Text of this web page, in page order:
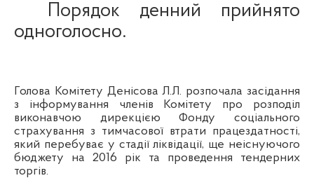
Порядок денний прийнято
одноголосно.
Голова Комітету Денісова Л.Л. розпочала засідання
з
інформування членів Комітету про розподіл
виконавчою
дирекцією Фондусоціального
страхування з тимчасової втрати працездатності,
який перебуває у стадії ліквідації, ще неіснуючого
бюджету на 2016 рік та проведення
тендерних
торгів.